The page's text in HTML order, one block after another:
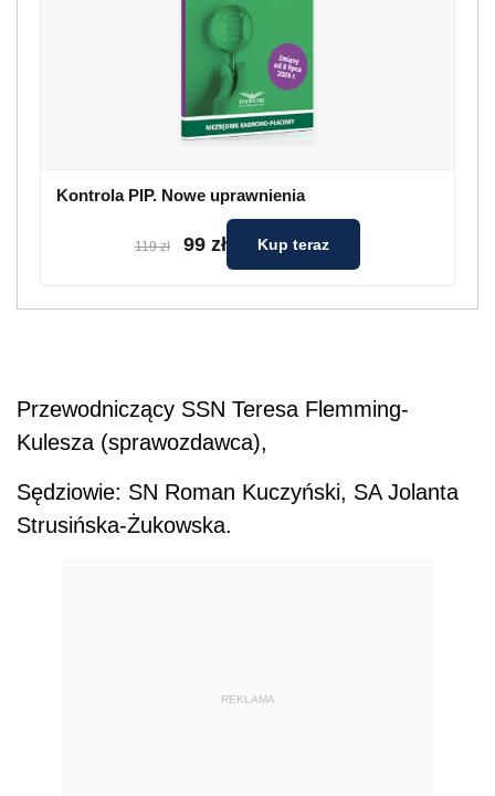
Kontrola PIP. Nowe uprawnienia
119 zł 99 zł Kup teraz
Przewodniczący SSN Teresa Flemming-
Kulesza (sprawozdawca),
Sędziowie: SN Roman Kuczyński, SA Jolanta
Strusińska-Żukowska.
REKLAMA